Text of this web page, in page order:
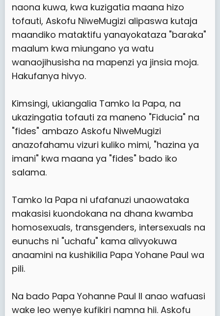
naona kuwa, kwa kuzigatia maana hizo
tofauti, Askofu NiweMugizi alipaswa kutaja
maandiko mataktifu yanayokataza "baraka"
maalum kwa miungano ya watu
wanaojihusisha na mapenzi ya jinsia moja.
Hakufanya hivyo.
Kimsingi, ukiangalia Tamko la Papa, na
ukazingatia tofauti za maneno "Fiducia" na
"fides" ambazo Askofu NiweMugizi
anazofahamu vizuri kuliko mimi, "hazina ya
imani" kwa maana ya "fides" bado iko
salama.
Tamko la Papa ni ufafanuzi unaowataka
makasisi kuondokana na dhana kwamba
homosexuals, transgenders, intersexuals na
eunuchs ni "uchafu" kama alivyokuwa
anaamini na kushikilia Papa Yohane Paul wa
pili.
Na bado Papa Yohanne Paul II anao wafuasi
wake leo wenye kufikiri namna hii. Askofu